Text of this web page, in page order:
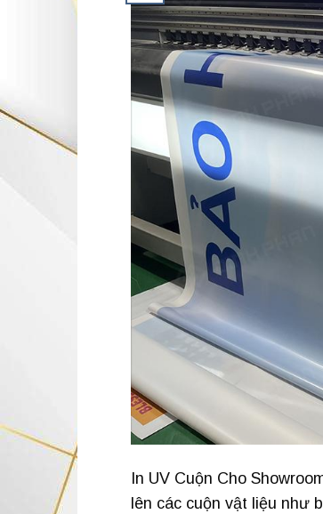
In UV Cuộn Cho
lên các cuộn vật liệu như